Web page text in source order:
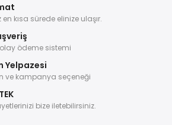
kısa sürede elinize ulaşır.
ödeme sistemi
Yelpazesi
ve kampanya seçeneği
bize iletebilirsiniz.